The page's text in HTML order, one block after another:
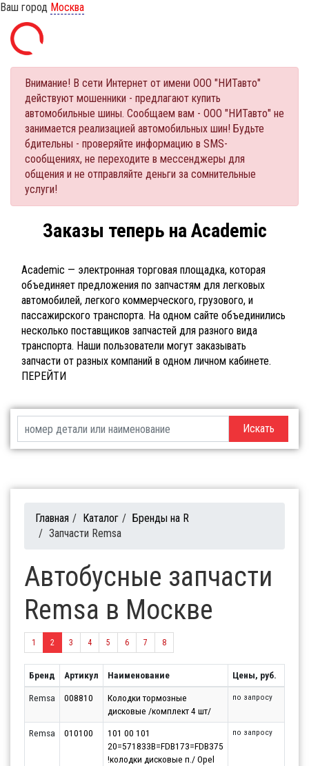
Ваш город Москва
Внимание! В сети Интернет от имени ООО "НИТавто"
действуют мошенники - предлагают купить
автомобильные шины. Сообщаем вам - ООО "НИТавто" не
занимается реализацией автомобильных шин! Будьте
бдительны - проверяйте информацию в SMS-
сообщениях, не переходите в мессенджеры для
общения и не отправляйте деньги за сомнительные
услуги!
Заказы теперь на Academic
Academic — электронная торговая площадка, которая
объединяет предложения по запчастям для легковых
автомобилей, легкого коммерческого, грузового, и
пассажирского транспорта. На одном сайте объединились
несколько поставщиков запчастей для разного вида
транспорта. Наши пользователи могут заказывать
запчасти от разных компаний в одном личном кабинете.
ПЕРЕЙТИ
Искать
Главная / Каталог / Бренды на R
/ Запчасти Remsa
Автобусные запчасти
Remsa в Москве
1 2 3 4 5 6 7 8
Бренд Артикул Наименование Цены, руб.
Remsa 008810
Колодки тормозные
дисковые /комплект 4 шт/
по запросу
Remsa 010100
101 00 101
20=571833B=FDB173=FDB375
!колодки дисковые п./ Opel
по запросу